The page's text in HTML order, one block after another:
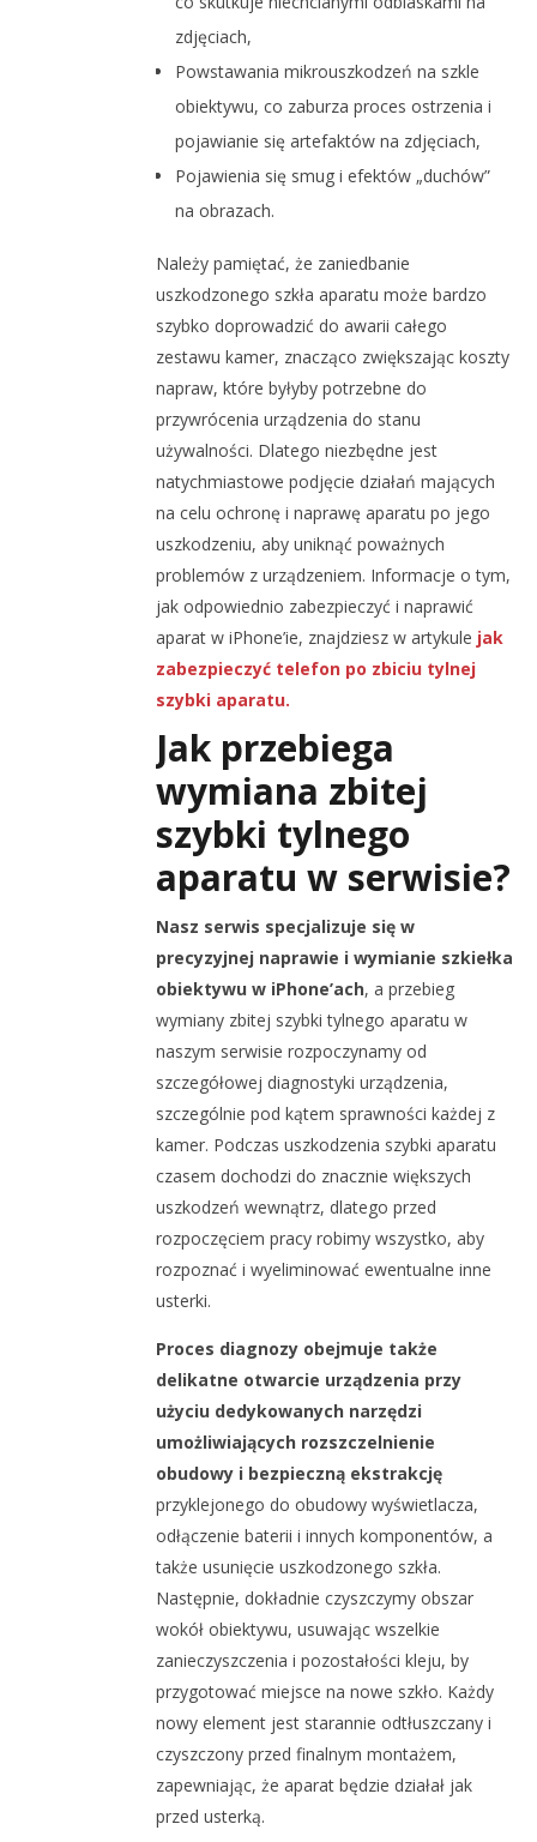
zdjęciach,
Powstawania mikrouszkodzeń na szkle
obiektywu, co zaburza proces ostrzenia i
pojawianie się artefaktów na zdjęciach,
Pojawienia się smug i efektów „duchów”
na obrazach.
Należy pamiętać, że zaniedbanie
uszkodzonego szkła aparatu może bardzo
szybko doprowadzić do awarii całego
zestawu kamer, znacząco zwiększając koszty
napraw, które byłyby potrzebne do
przywrócenia urządzenia do stanu
używalności. Dlatego niezbędne jest
natychmiastowe podjęcie działań mających
na celu ochronę i naprawę aparatu po jego
uszkodzeniu, aby uniknąć poważnych
problemów z urządzeniem. Informacje o tym,
jak odpowiednio zabezpieczyć i naprawić
aparat w iPhone’ie, znajdziesz w artykule jak
zabezpieczyć telefon po zbiciu tylnej
szybki aparatu.
Jak przebiega
wymiana zbitej
szybki tylnego
aparatu w serwisie?
Nasz serwis specjalizuje się w
precyzyjnej naprawie i wymianie szkiełka
obiektywu w iPhone’ach, a przebieg
wymiany zbitej szybki tylnego aparatu w
naszym serwisie rozpoczynamy od
szczegółowej diagnostyki urządzenia,
szczególnie pod kątem sprawności każdej z
kamer. Podczas uszkodzenia szybki aparatu
czasem dochodzi do znacznie większych
uszkodzeń wewnątrz, dlatego przed
rozpoczęciem pracy robimy wszystko, aby
rozpoznać i wyeliminować ewentualne inne
usterki.
Proces diagnozy obejmuje także
delikatne otwarcie urządzenia przy
użyciu dedykowanych narzędzi
umożliwiających rozszczelnienie
obudowy i bezpieczną ekstrakcję
przyklejonego do obudowy wyświetlacza,
odłączenie baterii i innych komponentów, a
także usunięcie uszkodzonego szkła.
Następnie, dokładnie czyszczymy obszar
wokół obiektywu, usuwając wszelkie
zanieczyszczenia i pozostałości kleju, by
przygotować miejsce na nowe szkło. Każdy
nowy element jest starannie odtłuszczany i
czyszczony przed finalnym montażem,
zapewniając, że aparat będzie działał jak
przed usterką.